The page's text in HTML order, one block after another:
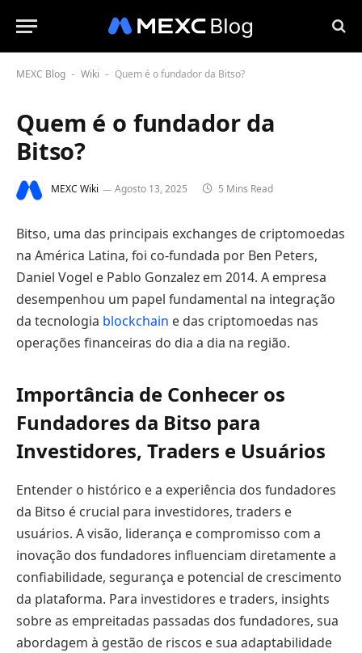
MEXC Blog - Wiki - Quem é o fundador da Bitso?
Quem é o fundador da
Bitso?
MEXC Wiki Agosto 13, 2025 5 Mins Read
Bitso, uma das principais exchanges de criptomoedas
na América Latina, foi co-fundada por Ben Peters,
Daniel Vogel e Pablo Gonzalez em 2014. A empresa
desempenhou um papel fundamental na integração
da tecnologia blockchain e das criptomoedas nas
operações financeiras do dia a dia na região.
Importância de Conhecer os
Fundadores da Bitso para
Investidores, Traders e Usuários
Entender o histórico e a experiência dos fundadores
da Bitso é crucial para investidores, traders e
usuários. A visão, liderança e compromisso com a
inovação dos fundadores influenciam diretamente a
confiabilidade, segurança e potencial de crescimento
da plataforma. Para investidores e traders, insights
sobre as empreitadas passadas dos fundadores, sua
abordagem à gestão de riscos e sua adaptabilidade